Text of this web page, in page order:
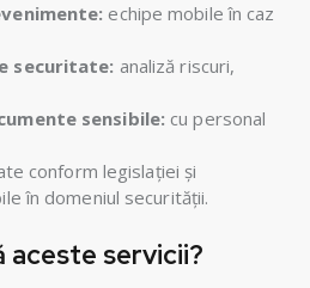
echipe mobile în caz
securitate: analiză riscuri,
sensibile: cu personal
conform legislației și
în domeniul securității.
aceste servicii?